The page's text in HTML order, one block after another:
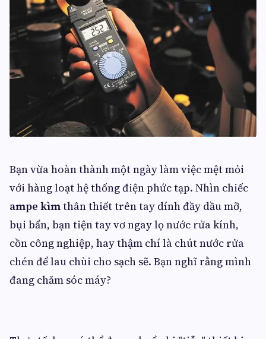
Bạn vừa hoàn thành một ngày làm việc mệt mỏi
với hàng loạt hệ thống điện phức tạp. Nhìn chiếc
ampe kìmthân thiết trên tay dính đầy dầu mỡ,
bụi bẩn, bạn tiện tay vơ ngay lọ nước rửa kính,
cồn công nghiệp, hay thậm chí là chút nước rửa
chén để lau chùi cho sạch sẽ. Bạn nghĩ rằng mình
đang chăm sóc máy?